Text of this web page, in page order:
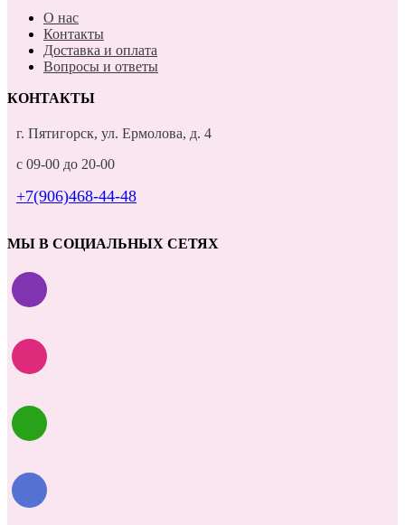
О нас
Контакты
Доставка и оплата
Вопросы и ответы
КОНТАКТЫ
г. Пятигорск, ул. Ермолова, д. 4
с 09-00 до 20-00
+7(906)468-44-48
МЫ В СОЦИАЛЬНЫХ СЕТЯХ